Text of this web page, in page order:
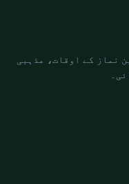
نماز کے اوقات، مذہبی